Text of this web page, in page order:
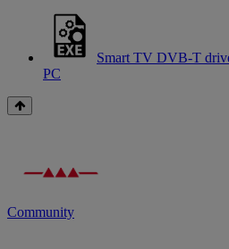
Smart TV DVB-T
PC
Community